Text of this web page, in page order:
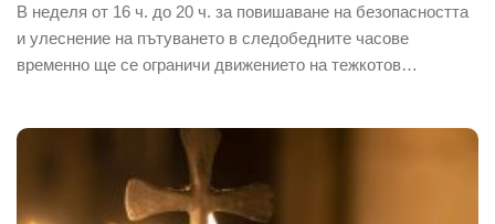
В неделя от 16 ч. до 20 ч. за повишаване на безопасността
и улеснение на пътуването в следобедните часове
временно ще се ограничи движението на тежкотов…